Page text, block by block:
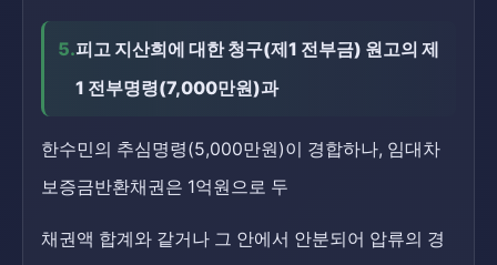
5.피고 지산희에 대한 청구(제1 전부금) 원고의 제
1 전부명령(7,000만원)과
한수민의 추심명령(5,000만원)이 경합하나, 임대차
보증금반환채권은 1억원으로 두
채권액 합계와 같거나 그 안에서 안분되어 압류의 경